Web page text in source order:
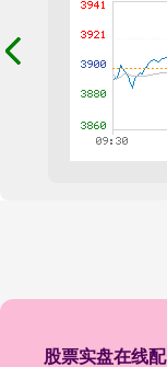
股票实盘在线